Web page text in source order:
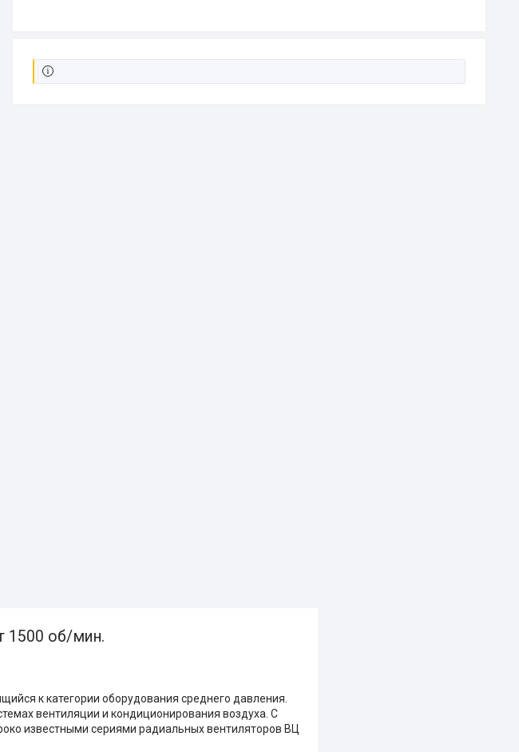
1500 об/мин.
к категории оборудования среднего давления.
вентиляции и кондиционирования воздуха. С
известными сериями радиальных вентиляторов ВЦ